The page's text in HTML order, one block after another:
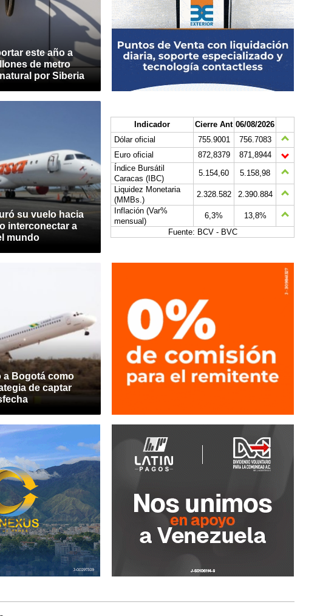
este año a
de metro
por Siberia
su vuelo hacia
interconectar a
mundo
a Bogotá como
de captar
Indicador Cierre Ant 06/08/2026
Dólar oficial
755.9001
756.7083
Euro oficial
872,8379
871,8944
Índice Bursátil
Caracas (IBC)
5.154,60
5.158,98
Liquidez Monetaria
(MMBs.)
2.328.582
2.390.884
Inflación (Var%
mensual)
6,3%
13,8%
Fuente: BCV - BVC